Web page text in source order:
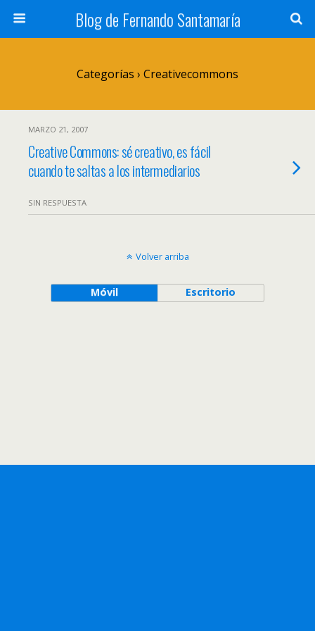
Blog de Fernando Santamaría
Categorías › Creativecommons
MARZO 21, 2007
Creative Commons: sé creativo, es fácil
cuando te saltas a los intermediarios
SIN RESPUESTA
Volver arriba
Móvil Escritorio